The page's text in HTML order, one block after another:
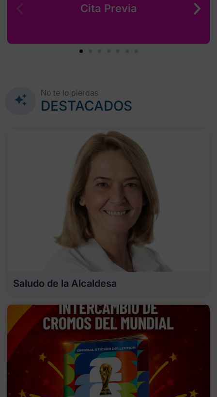
Cita Previa
No te lo pierdas
DESTACADOS
Saludo de la Alcaldesa